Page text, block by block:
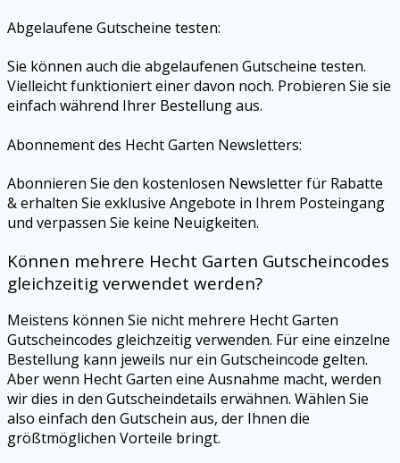
Abgelaufene Gutscheine testen:
Sie können auch die abgelaufenen Gutscheine testen.
Vielleicht funktioniert einer davon noch. Probieren Sie sie
einfach während Ihrer Bestellung aus.
Abonnement des Hecht Garten Newsletters:
Abonnieren Sie den kostenlosen Newsletter für Rabatte
& erhalten Sie exklusive Angebote in Ihrem Posteingang
und verpassen Sie keine Neuigkeiten.
Können mehrere Hecht Garten Gutscheincodes
gleichzeitig verwendet werden?
Meistens können Sie nicht mehrere Hecht Garten
Gutscheincodes gleichzeitig verwenden. Für eine einzelne
Bestellung kann jeweils nur ein Gutscheincode gelten.
Aber wenn Hecht Garten eine Ausnahme macht, werden
wir dies in den Gutscheindetails erwähnen. Wählen Sie
also einfach den Gutschein aus, der Ihnen die
größtmöglichen Vorteile bringt.